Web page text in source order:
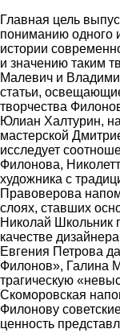
Главная цель
пониманию одного
истории
и значению таким
Малевич и
статьи,
творчества
Юлиан Халтурин,
мастерской
исследует
Филонова,
художника с
Правоверова
слоях, ставших
Николай Школьник
качестве
Евгения Петрова
Филонов», Галина
трагическую
Скоморовская
Филонову
ценность